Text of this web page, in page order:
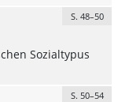
S. 48–50
Sozialtypus
S. 50–54